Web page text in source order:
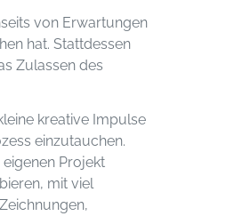
von Erwartungen
hat. Stattdessen
Zulassen des
kreative Impulse
einzutauchen.
Projekt
mit viel